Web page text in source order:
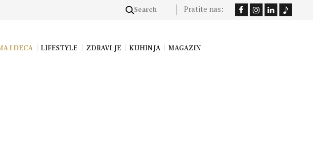
Pratite nas:
I DECA LIFESTYLE ZDRAVLJE KUHINJA MAGAZIN